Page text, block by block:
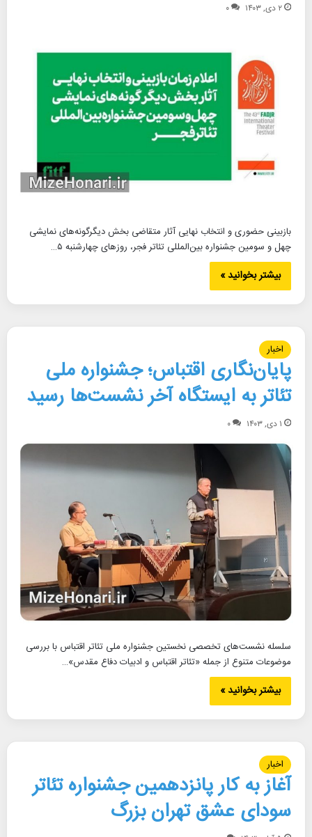
۲ دی, ۱۴۰۳ ۰
بازبینی حضوری و انتخاب نهایی آثار متقاضی بخش دیگرگونه‌های نمایشی
چهل و سومین جشنواره بین‌المللی تئاتر فجر، روزهای چهارشنبه ۵…
بیشتر بخوانید »
اخبار
پایان‌نگاری اقتباس؛ جشنواره ملی
تئاتر به ایستگاه آخر نشست‌ها رسید
۱ دی, ۱۴۰۳ ۰
سلسله نشست‌های تخصصی نخستین جشنواره ملی تئاتر اقتباس با بررسی
موضوعات متنوع از جمله «تئاتر اقتباس و ادبیات دفاع مقدس»…
بیشتر بخوانید »
اخبار
آغاز به کار پانزدهمین جشنواره تئاتر
سودای عشق تهران بزرگ